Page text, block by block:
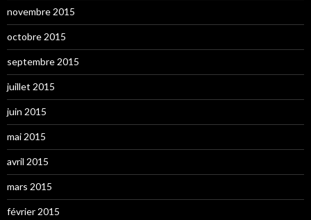
novembre 2015
octobre 2015
septembre 2015
juillet 2015
juin 2015
mai 2015
avril 2015
mars 2015
février 2015